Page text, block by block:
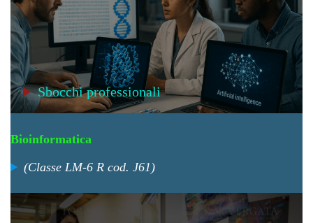
Sbocchi professionali
Bioinformatica
(Classe LM-6 R cod. J61)